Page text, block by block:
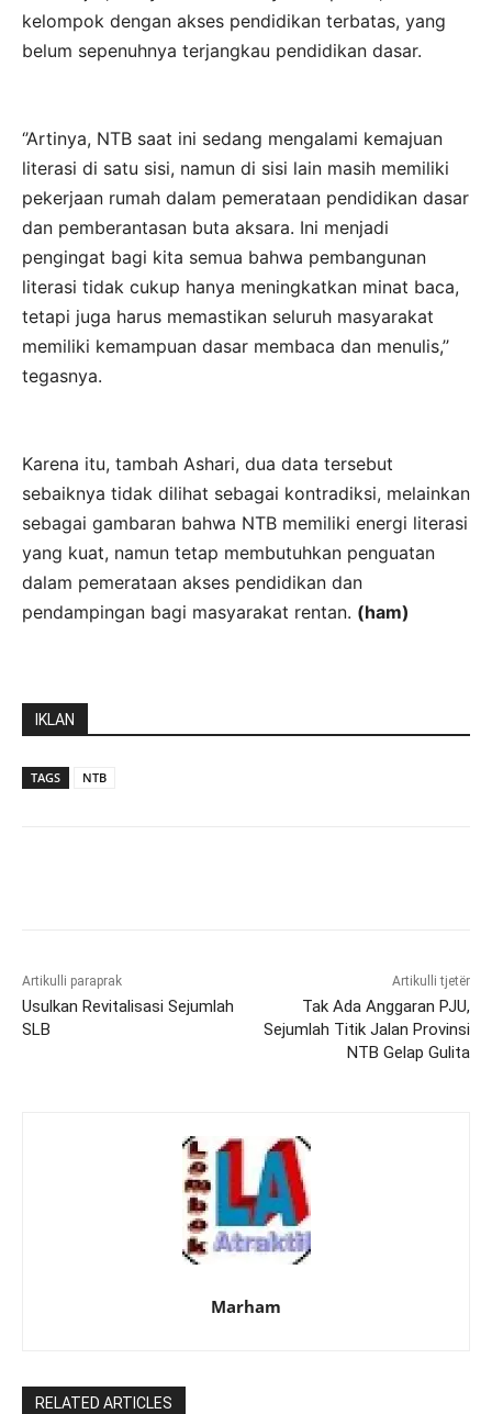
kelompok dengan akses pendidikan terbatas, yang
belum sepenuhnya terjangkau pendidikan dasar.
‘’Artinya, NTB saat ini sedang mengalami kemajuan
literasi di satu sisi, namun di sisi lain masih memiliki
pekerjaan rumah dalam pemerataan pendidikan dasar
dan pemberantasan buta aksara. Ini menjadi
pengingat bagi kita semua bahwa pembangunan
literasi tidak cukup hanya meningkatkan minat baca,
tetapi juga harus memastikan seluruh masyarakat
memiliki kemampuan dasar membaca dan menulis,’’
tegasnya.
Karena itu, tambah Ashari, dua data tersebut
sebaiknya tidak dilihat sebagai kontradiksi, melainkan
sebagai gambaran bahwa NTB memiliki energi literasi
yang kuat, namun tetap membutuhkan penguatan
dalam pemerataan akses pendidikan dan
pendampingan bagi masyarakat rentan. (ham)
IKLAN
TAGS NTB
Artikulli paraprak
Usulkan Revitalisasi Sejumlah
SLB
Artikulli tjetër
Tak Ada Anggaran PJU,
Sejumlah Titik Jalan Provinsi
NTB Gelap Gulita
Marham
RELATED ARTICLES